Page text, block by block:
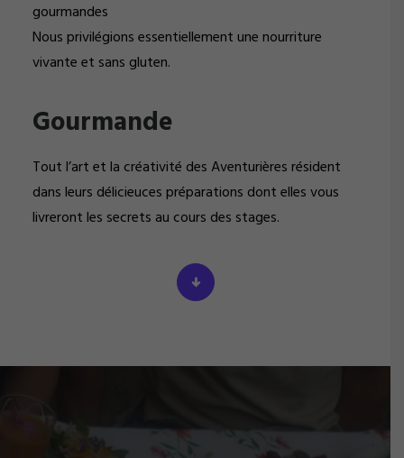
gourmandes
Nous privilégions essentiellement une nourriture
vivante et sans gluten.
Gourmande
Tout l’art et la créativité des Aventurières résident
dans leurs délicieuces préparations dont elles vous
livreront les secrets au cours des stages.